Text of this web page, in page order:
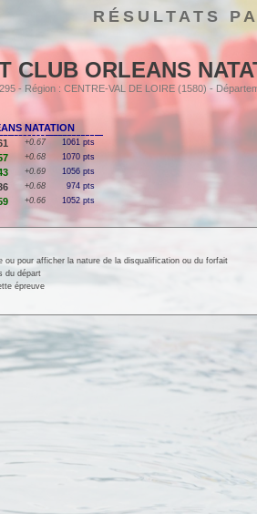
RÉSULTATS
CLUB ORLEANS
- Région : CENTRE-VAL DE LOIRE (1580) -
NATATION
+0.67 1061 pts
+0.68 1070 pts
+0.69 1056 pts
+0.68 974 pts
+0.66 1052 pts
pour afficher la nature de la disqualification ou du forfait
du départ
épreuve